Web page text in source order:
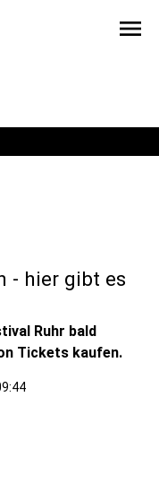
menu
- hier gibt es
Ruhr bald
Tickets kaufen.